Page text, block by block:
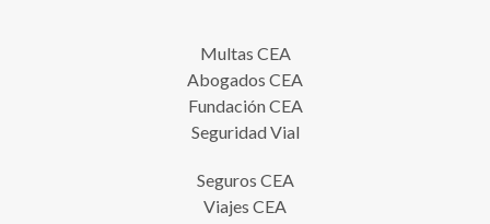
Multas CEA
Abogados CEA
Fundación CEA
Seguridad Vial
Seguros CEA
Viajes CEA